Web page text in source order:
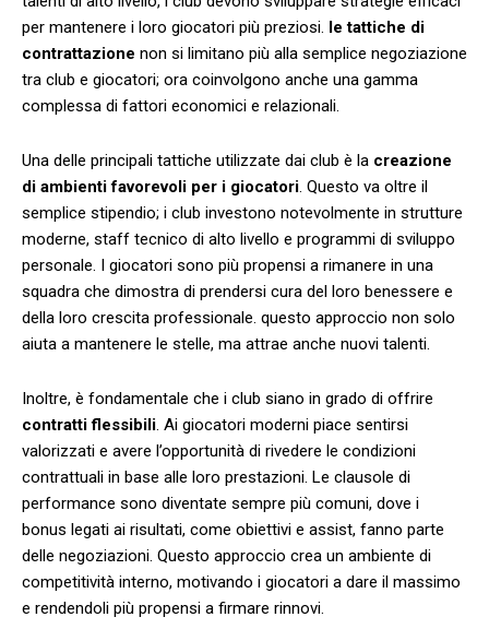
per mantenere i loro ‍giocatori ⁤più preziosi. le tattiche di​
contrattazione ‌non si limitano più alla semplice negoziazione
tra club e giocatori;⁤ ora coinvolgono⁢ anche una gamma
complessa di ⁢fattori economici e relazionali.
Una delle ‌principali tattiche utilizzate dai club‌ è la creazione
di ambienti⁣ favorevoli ‍per i giocatori . Questo va oltre il
semplice stipendio; i club investono notevolmente in strutture
‍moderne, staff ⁢tecnico di alto livello e ⁤programmi di sviluppo
personale. I giocatori sono più propensi a rimanere in una
squadra che dimostra di prendersi cura del loro benessere e
della loro‌ crescita professionale. questo approccio non solo
aiuta a mantenere le stelle, ​ma attrae anche nuovi talenti.
Inoltre, è fondamentale che i club siano ​in grado di offrire
contratti flessibili . Ai giocatori moderni piace sentirsi
valorizzati e avere l’opportunità di rivedere le condizioni
contrattuali in base alle loro prestazioni. Le clausole di
performance sono diventate⁤ sempre più comuni, dove⁣ i
bonus legati ai risultati, come obiettivi e assist, fanno parte
delle negoziazioni. Questo approccio crea un ambiente di
competitività ⁤interno, motivando i giocatori a dare ⁢il massimo⁤
e rendendoli più ‍propensi a firmare rinnovi.